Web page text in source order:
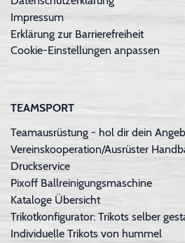
Impressum
Erklärung zur Barrierefreiheit
Cookie-Einstellungen anpassen
TEAMSPORT
Teamausrüstung - hol dir dein
Vereinskooperation/Ausrüster
Druckservice
Pixoff Ballreinigungsmaschine
Kataloge Übersicht
Trikotkonfigurator: Trikots selber
Individuelle Trikots von hummel